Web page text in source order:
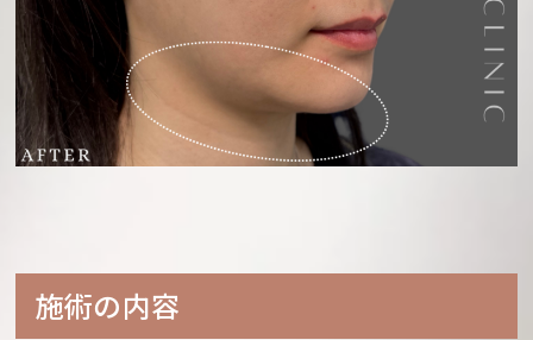
施術の内容